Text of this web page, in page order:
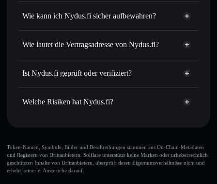
Order Routing zum bestmöglichen Kurs
Limit-Orders setzen– automatisiere Trades zu deinem
per Durchschnittskosteneffekt in NYDUS einsteigen
Privat senden– übertrage NYDUS, ohne Wallets
integrierten Privacy Aggregators
In Echtzeit verfolgen– überwache Kurs, Volumen,
Marktkapitalisierung und Liquidität von NYDUS
Privacy
Wie kann ich Nydus.fi sicher aufbewahren?
Nydus.fi
nicht
Wie lautet die Vertragsadresse von Nydus.fi?
Nydus.fi
NYDUS
Ist Nydus.fi geprüft oder verifiziert?
Nydus.fi
derzeit nicht
Welche Risiken hat Nydus.fi?
Nydus.fi
veränderbar
Token-Namen, Symbole, Bilder und Beschreibungen stammen aus On-Chain-Metadaten
und Registern von Drittanbietern. Solflare unterstützt keine Marken oder urheberrechtlich
geschützten Inhalte von Drittanbietern, überprüft deren Eigentumsverhältnisse nicht und
erhebt keinerlei Ansprüche darauf.